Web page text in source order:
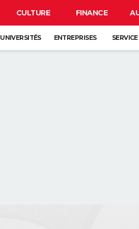
CULTURE FINANCE
UNIVERSITÉS ENTREPRISES